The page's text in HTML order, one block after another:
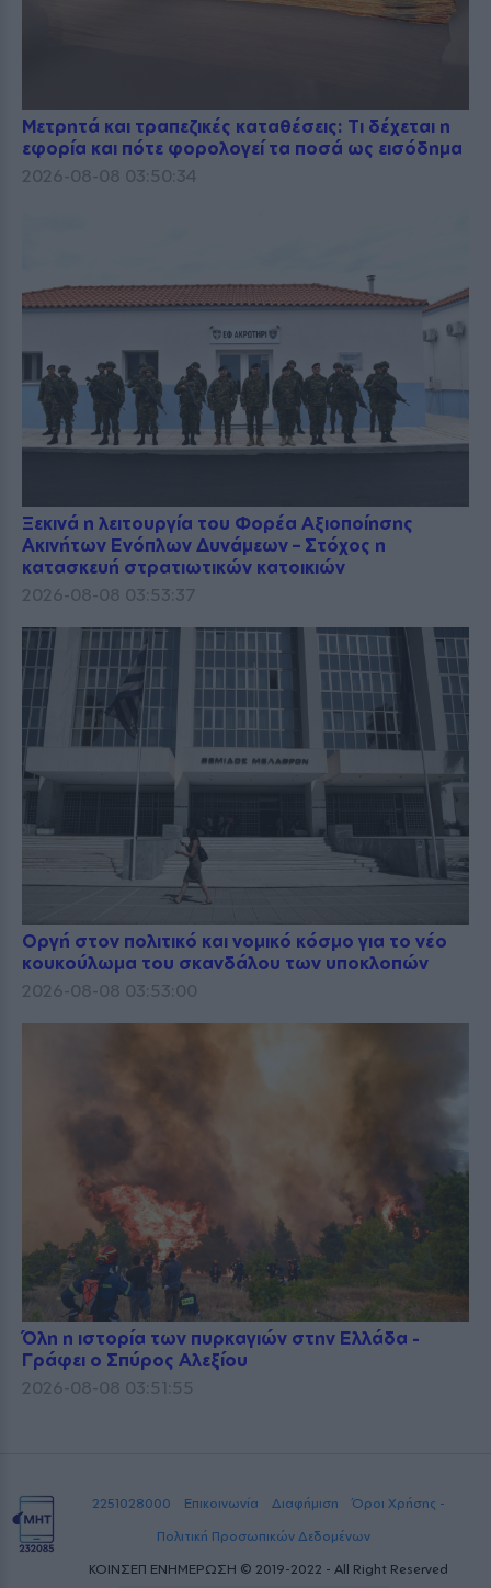
Μετρητά και τραπεζικές καταθέσεις: Τι δέχεται η
εφορία και πότε φορολογεί τα ποσά ως εισόδημα
2026-08-08 03:50:34
Ξεκινά η λειτουργία του Φορέα Αξιοποίησης
Ακινήτων Ενόπλων Δυνάμεων – Στόχος η
κατασκευή στρατιωτικών κατοικιών
2026-08-08 03:53:37
Οργή στον πολιτικό και νομικό κόσμο για το νέο
κουκούλωμα του σκανδάλου των υποκλοπών
2026-08-08 03:53:00
Όλη η ιστορία των πυρκαγιών στην Ελλάδα -
Γράφει ο Σπύρος Αλεξίου
2026-08-08 03:51:55
2251028000 Επικοινωνία Διαφήμιση
Όροι Χρήσης -
Πολιτική Προσωπικών Δεδομένων
ΚΟΙΝΣΕΠ ΕΝΗΜΕΡΩΣΗ © 2019-2022 - All Right Reserved